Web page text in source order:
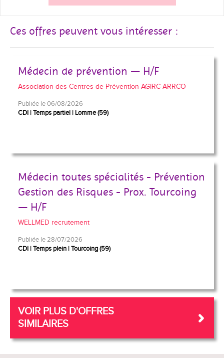
Ces offres peuvent vous intéresser :
Médecin de prévention — H/F
Association des Centres de Prévention AGIRC-ARRCO
Publiée le 06/08/2026
CDI Temps partiel Lomme (59)
Médecin toutes spécialités - Prévention
Gestion des Risques - Prox. Tourcoing
— H/F
WELLMED recrutement
Publiée le 28/07/2026
CDI Temps plein Tourcoing (59)
VOIR PLUS D'OFFRES
SIMILAIRES